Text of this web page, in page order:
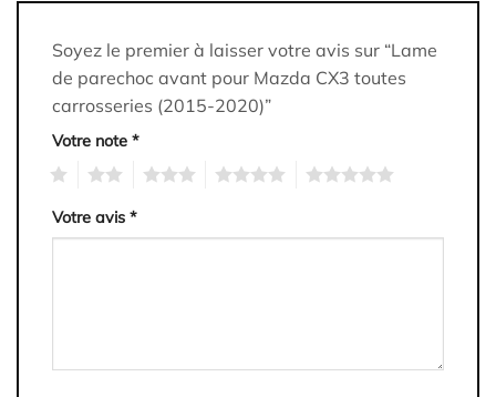
Soyez le premier à laisser votre avis sur “Lame
de parechoc avant pour Mazda CX3 toutes
carrosseries (2015-2020)”
Votre note *
Votre avis *